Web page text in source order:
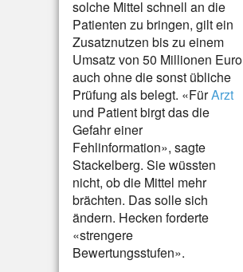
solche Mittel schnell an die
Patienten zu bringen, gilt ein
Zusatznutzen bis zu einem
Umsatz von 50 Millionen Euro
auch ohne die sonst übliche
Prüfung als belegt. «FürArzt
und Patient birgt das die
Gefahr einer
Fehlinformation», sagte
Stackelberg. Sie wüssten
nicht, ob die Mittel mehr
brächten. Das solle sich
ändern. Hecken forderte
«strengere
Bewertungsstufen».